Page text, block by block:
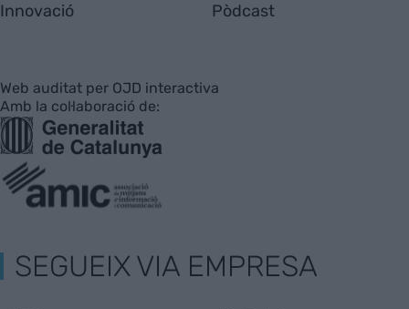
Innovació Pòdcast
Web auditat per OJD interactiva
Amb la col·laboració de:
SEGUEIX VIA EMPRESA